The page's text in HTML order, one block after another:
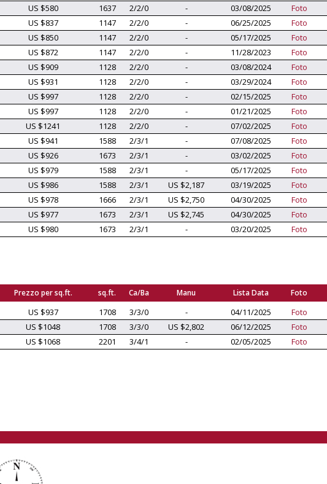
US $580 1637 2/2/0 - 03/08/2025 Foto
US $837 1147 2/2/0 - 06/25/2025 Foto
US $850 1147 2/2/0 - 05/17/2025 Foto
US $872 1147 2/2/0 - 11/28/2023 Foto
US $909 1128 2/2/0 - 03/08/2024 Foto
US $931 1128 2/2/0 - 03/29/2024 Foto
US $997 1128 2/2/0 - 02/15/2025 Foto
US $997 1128 2/2/0 - 01/21/2025 Foto
US $1241 1128 2/2/0 - 07/02/2025 Foto
US $941 1588 2/3/1 - 07/08/2025 Foto
US $926 1673 2/3/1 - 03/02/2025 Foto
US $979 1588 2/3/1 - 05/17/2025 Foto
US $986 1588 2/3/1 US $2,187 03/19/2025 Foto
US $978 1666 2/3/1 US $2,750 04/30/2025 Foto
US $977 1673 2/3/1 US $2,745 04/30/2025 Foto
US $980 1673 2/3/1 - 03/20/2025 Foto
Prezzo per sq.ft. sq.ft. Ca/Ba Manu Lista Data Foto
US $937 1708 3/3/0 - 04/11/2025 Foto
US $1048 1708 3/3/0 US $2,802 06/12/2025 Foto
US $1068 2201 3/4/1 - 02/05/2025 Foto